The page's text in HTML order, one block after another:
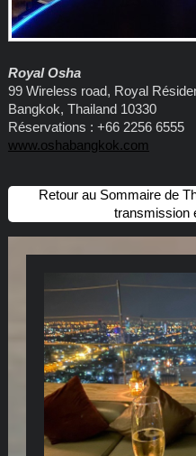
Royal Osha
99 Wireless road, Royal
Bangkok, Thailand 10330
Réservations : +66 2256 6555
www.oshabangkok.com
Retour au Sommaire de
transmission